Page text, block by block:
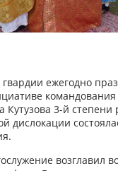
ежегодно
командования
Кутузова 3-й степени
дислокации
возглавил